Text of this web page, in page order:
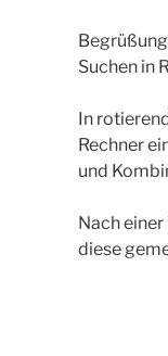
Suchen in
In
Rechner
und
Nach
diese